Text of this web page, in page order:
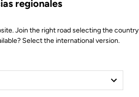
regionales
Join the right road selecting the country
Select the international version.